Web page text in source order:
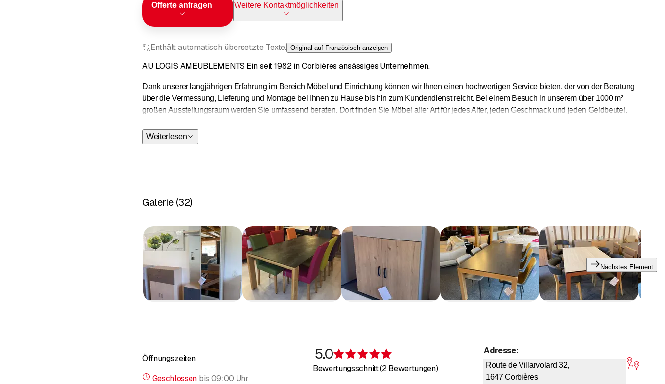
Offerte anfragen Weitere Kontaktmöglichkeiten
Enthält automatisch übersetzte Texte. Original auf Französisch anzeigen
AU LOGIS AMEUBLEMENTS Ein seit 1982 in Corbières ansässiges Unternehmen.
Dank unserer langjährigen Erfahrung im Bereich Möbel und Einrichtung können wir Ihnen einen hochwertigen Service bieten, der von der Beratung
über die Vermessung, Lieferung und Montage bei Ihnen zu Hause bis hin zum Kundendienst reicht. Bei einem Besuch in unserem über 1000 m²
großen Ausstellungsraum werden Sie umfassend beraten. Dort finden Sie Möbel aller Art für jedes Alter, jeden Geschmack und jeden Geldbeutel.
Bei Bedarf besuchen wir Sie gerne zu Hause, um Sie unverbindlich zu beraten. Anschließend bieten wir Ihnen einen kostenlosen Liefer- und
Montageservice in der ganzen Schweiz an. Selbstverständlich profitieren alle unsere Produkte von einem Kundendienst, und wir tun alles, um unsere
Weiterlesen
Galerie (32)
Nächstes Element
Öffnungszeiten
Geschlossen bis 09:00 Uhr
Bewertung 5 von 5 Sternen
5.0
Bewertungsschnitt (2 Bewertungen)
Adresse:
Route de Villarvolard 32,
1647 Corbières